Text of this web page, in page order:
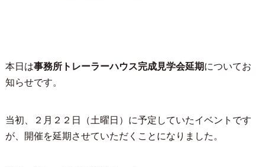
本日は事務所トレーラーハウス完成見学会延期についてお
知らせです。
当初、２月２２日（土曜日）に予定していたイベントです
が、開催を延期させていただくことになりました。